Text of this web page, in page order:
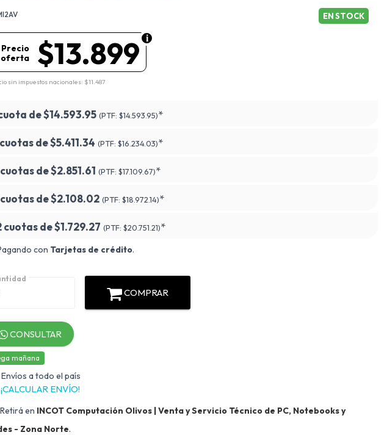
EN STOCK
$13.899
Precio
oferta
sin impuestos nacionales: $11.487
de$14.593.95 (PTF: $14.593.95)*
de$5.411.34 (PTF: $16.234.03)*
de$2.851.61 (PTF: $17.109.67)*
de$2.108.02 (PTF: $18.972.14)*
cuotas de$1.729.27 (PTF: $20.751.21)*
con Tarjetas de crédito.
COMPRAR
CONSULTAR
mañana
Envíos a todo el país
¡CALCULAR ENVÍO!
Retirá en INCOT Computación Olivos | Venta y Servicio Técnico de PC, Notebooks y
- Zona Norte.